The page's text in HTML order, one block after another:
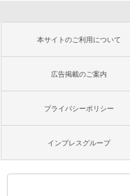
本サイトのご利用について
広告掲載のご案内
プライバシーポリシー
インプレスグループ